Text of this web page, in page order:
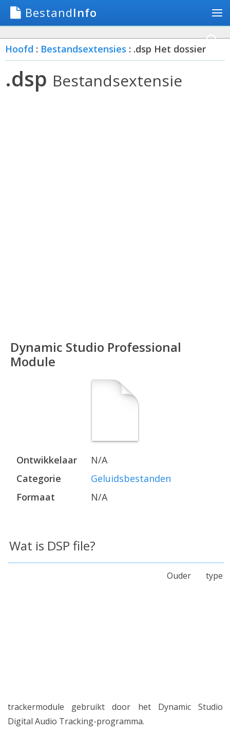
BestandInfo
Hoofd : Bestandsextensies : .dsp Het dossier
.dsp Bestandsextensie
Dynamic Studio Professional
Module
Ontwikkelaar
N/A
Categorie
Geluidsbestanden
Formaat
N/A
Wat is DSP file?
Ouder type
trackermodule gebruikt door het Dynamic Studio
Digital Audio Tracking-programma.